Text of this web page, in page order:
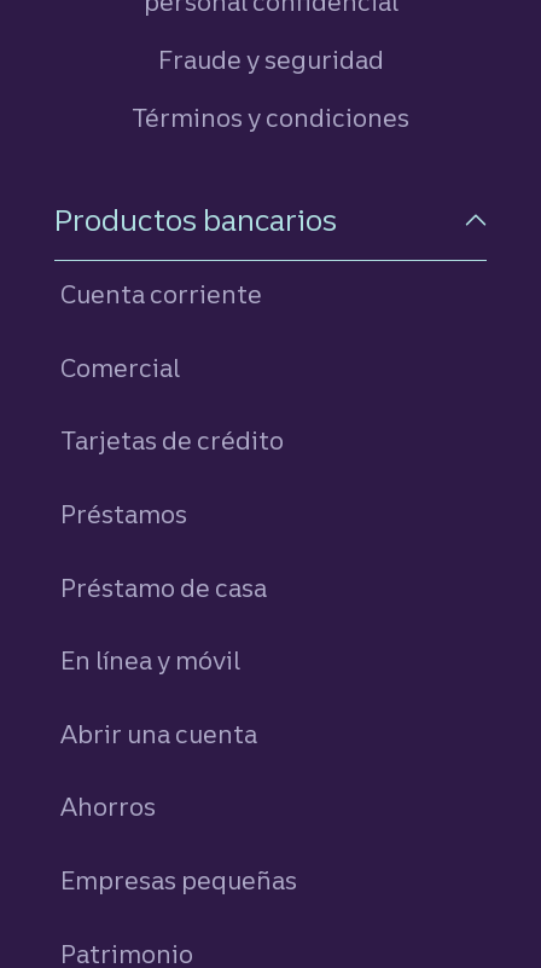
Fraude y seguridad
Términos y condiciones
Navegación a pie de
Productos bancarios
Cuenta corriente
Comercial
Tarjetas de crédito
Préstamos
Préstamo de casa
En línea y móvil
Abrir una cuenta
Ahorros
Empresas pequeñas
Patrimonio